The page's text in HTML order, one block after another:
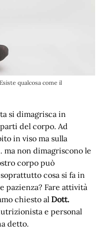
qualcosa come il
si dimagrisca in
del corpo. Ad
in viso ma sulla
non dimagriscono le
corpo può
cosa si fa in
pazienza? Fare attività
chiesto alDott.
e personal
detto.